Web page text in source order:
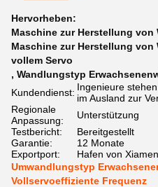
Hervorheben:
Maschine zur Herstellung von
Maschine zur Herstellung
vollem Servo
, Wandlungstyp
Kundendienst: Ingenieure
im Ausland zur
Regionale
Anpassung:
Unterstützung
Testbericht:
Bereitgestellt
Garantie:
12 Monate
Exportport:
Hafen von Xiamen
Umwandlungstyp
Vollservoeffiziente Frequenz